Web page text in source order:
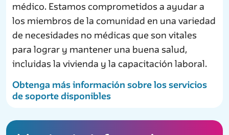
médico. Estamos comprometidos a ayudar a
los miembros de la comunidad en una variedad
de necesidades no médicas que son vitales
para lograr y mantener una buena salud,
incluidas la vivienda y la capacitación laboral.
Obtenga más información sobre los servicios
de soporte disponibles